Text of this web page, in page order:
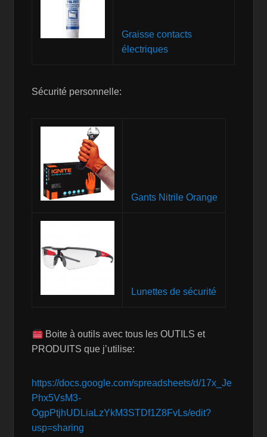
Graisse contacts
électriques
Sécurité personnelle:
Gants Nitrile Orange
Lunettes de sécurité
Boite à outils avec tous les OUTILS et
PRODUITS que j’utilise:
https://docs.google.com/spreadsheets/d/17x_Je
Phx5VsM3-
OgpPtjhUDLiaLzYkM3STDf1Z8FvLs/edit?
usp=sharing